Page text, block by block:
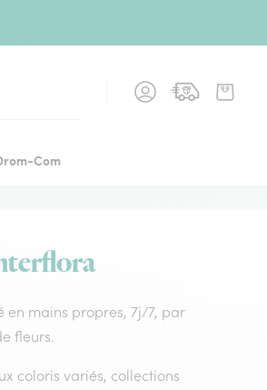
Com
en mains propres, 7j/7, par
fleurs.
coloris variés, collections